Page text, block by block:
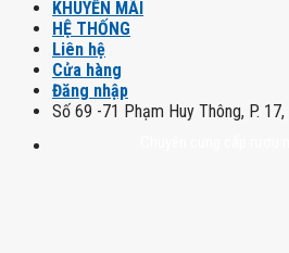
KHUYẾN MÃI
HỆ THỐNG
Liên hệ
Cửa hàng
Đăng nhập
Số 69 -71 Phạm Huy Thông, P. 17,